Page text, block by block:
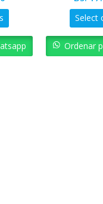
Select
Ordenar